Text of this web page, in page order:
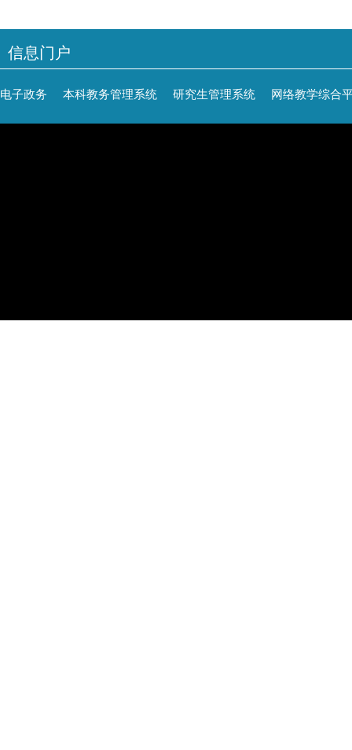
信息门户
电子政务 本科教务管理系统 研究生管理系统 网络教学综合